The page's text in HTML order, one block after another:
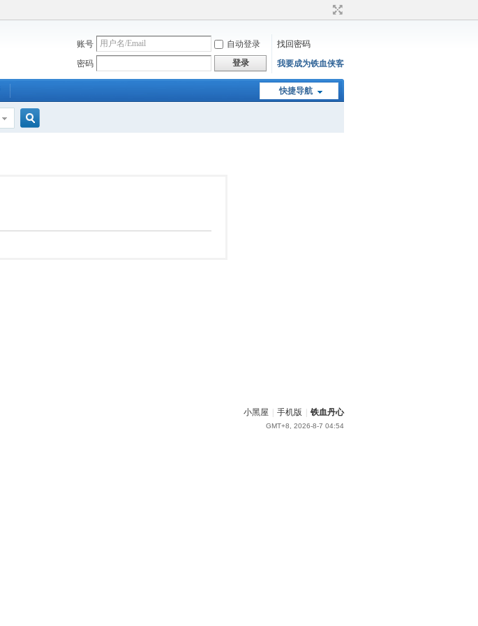
账号 自动登录
找回密码
密码
登录 我要成为铁血侠客
快捷导航
小黑屋 手机版 铁血丹心
GMT+8, 2026-8-7 04:54